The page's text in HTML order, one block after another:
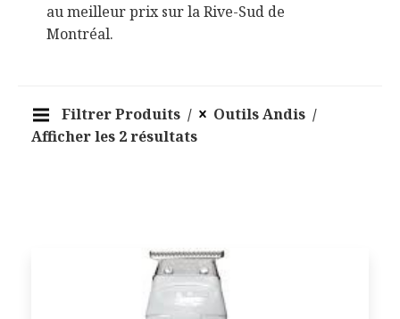
au meilleur prix sur la Rive-Sud de
Montréal.
Filtrer Produits
Outils Andis
Afficher les 2 résultats